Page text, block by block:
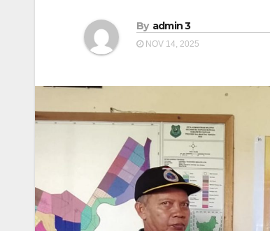
By admin 3
NOV 14, 2025